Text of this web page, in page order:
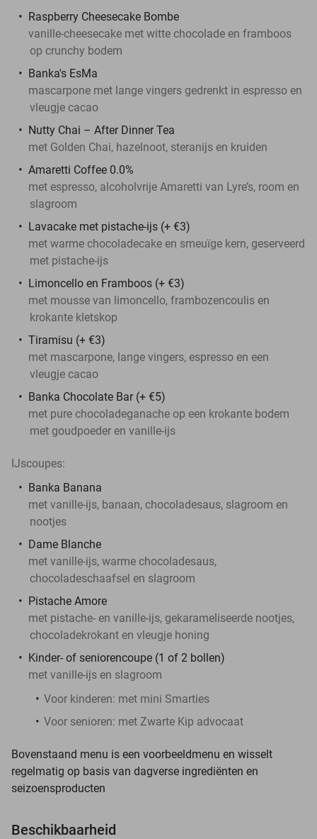
Raspberry Cheesecake Bombe
vanille-cheesecake met witte chocolade en framboos
op crunchy bodem
Banka's EsMa
mascarpone met lange vingers gedrenkt in espresso en
vleugje cacao
Nutty Chai – After Dinner Tea
met Golden Chai, hazelnoot, steranijs en kruiden
Amaretti Coffee 0.0%
met espresso, alcoholvrije Amaretti van Lyre’s, room en
slagroom
Lava­cake met pistache-ijs (+ €3)
met warme chocoladecake en smeuïge kern, geserveerd
met pistache-ijs
Limoncello en Framboos (+ €3)
met mousse van limoncello, frambozencoulis en
krokante kletskop
Tiramisu (+ €3)
met mascarpone, lange vingers, espresso en een
vleugje cacao
Banka Chocolate Bar (+ €5)
met pure chocoladeganache op een krokante bodem
met goudpoeder en vanille-ijs
IJscoupes:
Banka Banana
met vanille-ijs, banaan, chocoladesaus, slagroom en
nootjes
Dame Blanche
met vanille-ijs, warme chocoladesaus,
chocoladeschaafsel en slagroom
Pistache Amore
met pistache- en vanille-ijs, gekarameliseerde nootjes,
chocoladekrokant en vleugje honing
Kinder- of seniorencoupe (1 of 2 bollen)
met vanille-ijs en slagroom
Voor kinderen: met mini Smarties
Voor senioren: met Zwarte Kip advocaat
Bovenstaand menu is een voorbeeldmenu en wisselt
regelmatig op basis van dagverse ingrediënten en
seizoensproducten
Beschikbaarheid